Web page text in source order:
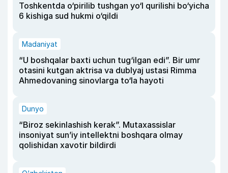
Toshkentda o‘pirilib tushgan yo‘l qurilishi bo‘yicha
6 kishiga sud hukmi o‘qildi
Madaniyat
“U boshqalar baxti uchun tug‘ilgan edi”. Bir umr
otasini kutgan aktrisa va dublyaj ustasi Rimma
Ahmedovaning sinovlarga to‘la hayoti
Dunyo
“Biroz sekinlashish kerak”. Mutaxassislar
insoniyat sun’iy intellektni boshqara olmay
qolishidan xavotir bildirdi